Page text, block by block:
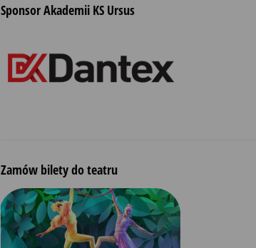
Sponsor Akademii KS Ursus
Zamów bilety do teatru